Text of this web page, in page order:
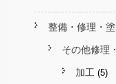
整備・修理・
その他修理
加工 (5)